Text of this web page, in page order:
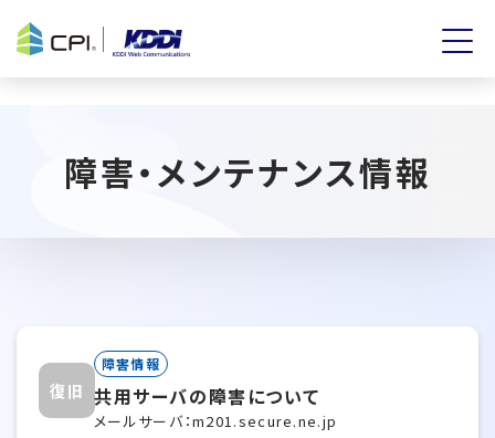
障害・メンテナンス情報
復旧
障害情報
共用サーバの障害について
メールサーバ：m201.secure.ne.jp